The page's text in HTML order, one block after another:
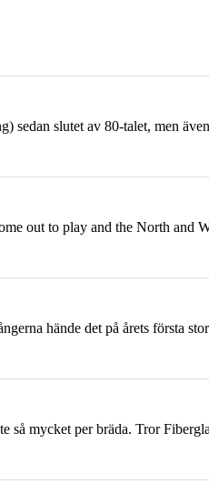
sedan slutet av 80-talet, men
out to play and the North
hände det på årets första
så mycket per bräda. Tror